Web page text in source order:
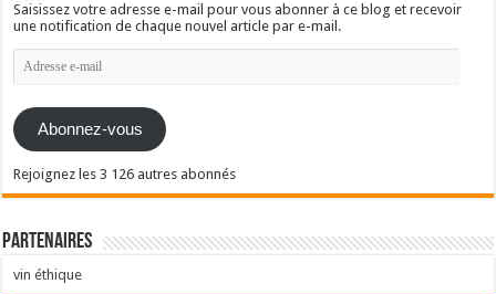
Saisissez votre adresse e-mail pour vous abonner à ce blog et recevoir
une notification de chaque nouvel article par e-mail.
Adresse
e-
Abonnez-vous
Rejoignez les 3 126 autres abonnés
Partenaires
vin éthique